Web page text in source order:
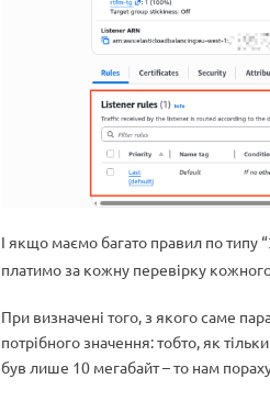
І якщо маємо багато правил по типу “
платимо за кожну перевірку
При визначені того, з якого саме
потрібного значення: тобто, як
був лише 10 мегабайт – то нам